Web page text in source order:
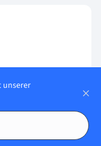
unserer